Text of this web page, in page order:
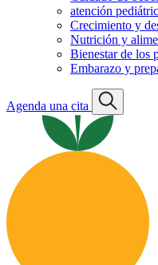
atención
Crecimiento y
Nutrición y
Bienestar de los
Embarazo y
Agenda una cita